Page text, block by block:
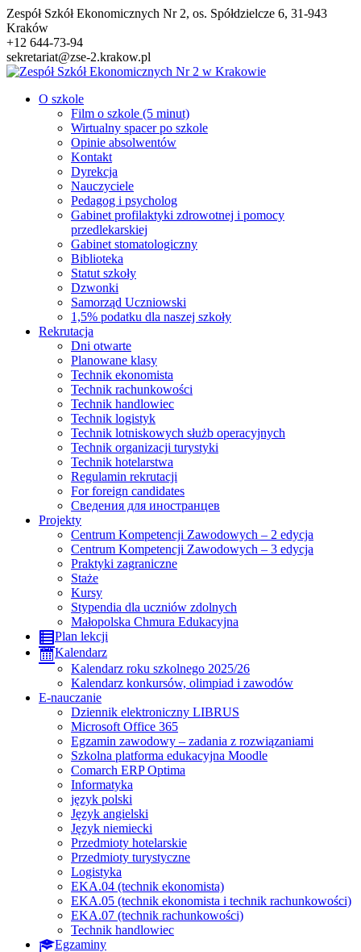
Przejdź
do
treści
Zespół Szkół Ekonomicznych Nr 2, os. Spółdzielcze 6, 31-943
Kraków
+12 644-73-94
sekretariat@zse-2.krakow.pl
O szkole
Film o szkole (5 minut)
Wirtualny spacer po szkole
Opinie absolwentów
Kontakt
Dyrekcja
Nauczyciele
Pedagog i psycholog
Gabinet profilaktyki zdrowotnej i pomocy
przedlekarskiej
Gabinet stomatologiczny
Biblioteka
Statut szkoły
Dzwonki
Samorząd Uczniowski
1,5% podatku dla naszej szkoły
Rekrutacja
Dni otwarte
Planowane klasy
Technik ekonomista
Technik rachunkowości
Technik handlowiec
Technik logistyk
Technik lotniskowych służb operacyjnych
Technik organizacji turystyki
Technik hotelarstwa
Regulamin rekrutacji
For foreign candidates
Сведения для иностранцев
Projekty
Centrum Kompetencji Zawodowych – 2 edycja
Centrum Kompetencji Zawodowych – 3 edycja
Praktyki zagraniczne
Staże
Kursy
Stypendia dla uczniów zdolnych
Małopolska Chmura Edukacyjna
Plan lekcji
Kalendarz
Kalendarz roku szkolnego 2025/26
Kalendarz konkursów, olimpiad i zawodów
E-nauczanie
Dziennik elektroniczny LIBRUS
Microsoft Office 365
Egzamin zawodowy – zadania z rozwiązaniami
Szkolna platforma edukacyjna Moodle
Comarch ERP Optima
Informatyka
język polski
Język angielski
Język niemiecki
Przedmioty hotelarskie
Przedmioty turystyczne
Logistyka
EKA.04 (technik ekonomista)
EKA.05 (technik ekonomista i technik rachunkowości)
EKA.07 (technik rachunkowości)
Technik handlowiec
Egzaminy